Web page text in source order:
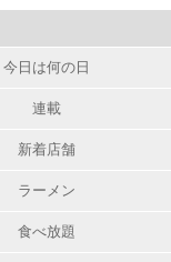
今日は何の日
連載
新着店舗
ラーメン
食べ放題